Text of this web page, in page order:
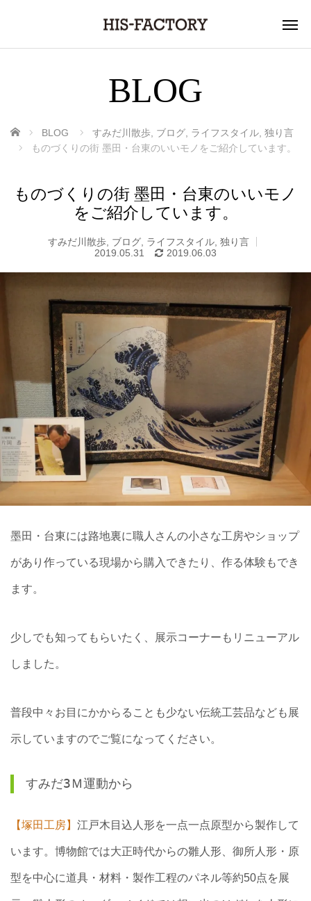
BLOG
ホーム BLOG すみだ川散歩 ブログ ライフスタイル 独り言
ものづくりの街 墨田・台東のいいモノをご紹介しています。
ものづくりの街 墨田・台東のいいモノ
をご紹介しています。
すみだ川散歩, ブログ, ライフスタイル, 独り言
2019.05.31
2019.06.03
墨田・台東には路地裏に職人さんの小さな工房やショップ
があり作っている現場から購入できたり、作る体験もでき
ます。
少しでも知ってもらいたく、展示コーナーもリニューアル
しました。
普段中々お目にかからることも少ない伝統工芸品なども展
示していますのでご覧になってください。
すみだ3Ｍ運動から
【塚田工房】 江戸木目込人形を一点一点原型から製作して
います。博物館では大正時代からの雛人形、御所人形・原
型を中心に道具・材料・製作工程のパネル等約50点を展